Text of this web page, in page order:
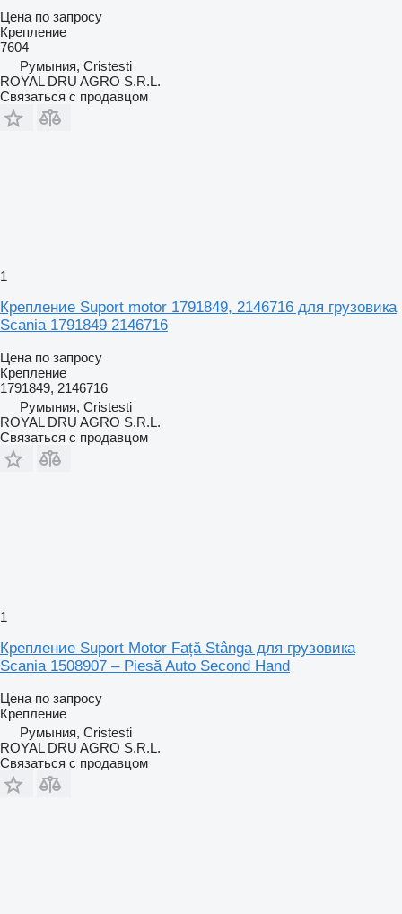
Цена по запросу
Крепление
7604
Румыния, Cristesti
ROYAL DRU AGRO S.R.L.
Связаться с продавцом
1
Крепление Suport motor 1791849, 2146716 для грузовика
Scania 1791849 2146716
Цена по запросу
Крепление
1791849, 2146716
Румыния, Cristesti
ROYAL DRU AGRO S.R.L.
Связаться с продавцом
1
Крепление Suport Motor Față Stânga для грузовика
Scania 1508907 – Piesă Auto Second Hand
Цена по запросу
Крепление
Румыния, Cristesti
ROYAL DRU AGRO S.R.L.
Связаться с продавцом